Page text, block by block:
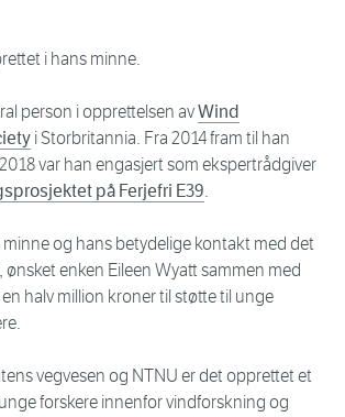
i hans minne.
person i opprettelsen avWind
i Storbritannia. Fra 2014 fram til han
var han engasjert som ekspertrådgiver
på Ferjefri E39.
minne og hans betydelige kontakt med det
ønsket enken Eileen Wyatt sammen med
halv million kroner til støtte til unge
vegvesen og NTNU er det opprettet et
forskere innenfor vindforskning og